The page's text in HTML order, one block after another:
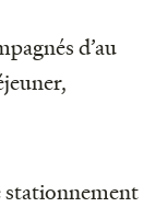
d’au
stationnement